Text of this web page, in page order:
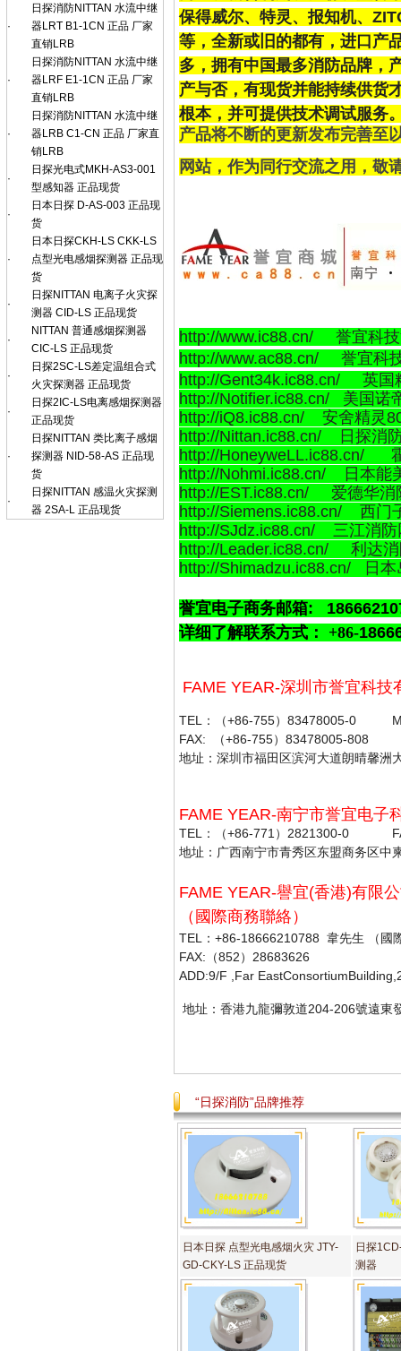
·
日探消防NITTAN 水流中继
器LRT B1-1CN 正品 厂家
直销LRB
·
日探消防NITTAN 水流中继
器LRF E1-1CN 正品 厂家
直销LRB
·
日探消防NITTAN 水流中继
器LRB C1-CN 正品 厂家直
销LRB
·
日探光电式MKH-AS3-001
型感知器 正品现货
·
日本日探 D-AS-003 正品现
货
·
日本日探CKH-LS CKK-LS
点型光电感烟探测器 正品现
货
·
日探NITTAN 电离子火灾探
测器 CID-LS 正品现货
·
NITTAN 普通感烟探测器
CIC-LS 正品现货
·
日探2SC-LS差定温组合式
火灾探测器 正品现货
·
日探2IC-LS电离感烟探测器
正品现货
·
日探NITTAN 类比离子感烟
探测器 NID-58-AS 正品现
货
·
日探NITTAN 感温火灾探测
器 2SA-L 正品现货
保得威尔、特灵、报知机、
等，全新或旧的都有，进口产
多，拥有中国最多消防品牌，
产与否，有现货并能持续供货
根本，并可提供技术调试服务
产品将不断的更新发布完善至
网站，作为同行交流之用，敬
http://www.ic88.cn/ 誉宜科技
http://www.ac88.cn/ 誉宜科
http://Gent34k.ic88.cn/ 英国
http://Notifier.ic88.cn/ 美国诺
http://iQ8.ic88.cn/ 安舍精灵
http://Nittan.ic88.cn/ 日探消
http://HoneyweLL.ic88.cn/
http://Nohmi.ic88.cn/ 日本能
http://EST.ic88.cn/ 爱德华消
http://Siemens.ic88.cn/ 西门
http://SJdz.ic88.cn/ 三江消防
http://Leader.ic88.cn/ 利达消
http://Shimadzu.ic88.cn/ 日本
誉宜电子商务邮箱:
详细了解联系方式： +86-
FAME YEAR-深圳市誉宜科
TEL：（+86-755）83478005-0
FAX: （+86-755）83478005-808
地址：深圳市福田区滨河大道朗晴馨洲
FAME YEAR-南宁市誉宜电子
TEL：（+86-771）2821300-0
地址：广西南宁市青秀区东盟商务区中
FAME YEAR-譽宜(香港)有限
（國際商務聯絡）
TEL：+86-18666210788 韋先生 （國
FAX:（852）28683626
ADD:9/F ,Far
地址：香港九龍彌敦道204-206號遠東
“日探消防”品牌推荐
日本日探 点型光电感烟火灾 JTY-
GD-CKY-LS 正品现货
日探
测器